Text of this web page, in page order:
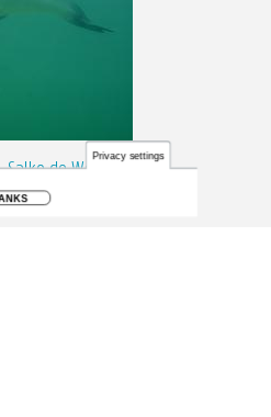
de Wolf
Privacy settings